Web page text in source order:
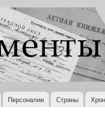
Персоналии Страны